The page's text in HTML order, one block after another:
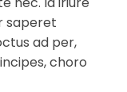
saperet
ad per,
choro